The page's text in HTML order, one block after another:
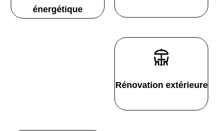
énergétique
Rénovation extérieure